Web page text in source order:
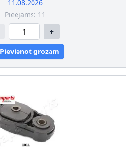
11.08.2026
Pieejams: 11
+
Pievienot grozam